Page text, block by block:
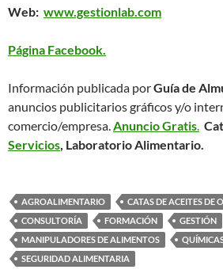
Web: www.gestionlab.com
Página Facebook.
Información publicada porGuía de
anuncios publicitarios gráficos y/o
comercio/empresa. Anuncio Gratis
Servicios , Laboratorio Alimentario.
AGROALIMENTARIO CATAS DE ACEITES DE
CONSULTORÍA
FORMACIÓN GESTIÓN
MANIPULADORES DE ALIMENTOS
SEGURIDAD ALIMENTARIA